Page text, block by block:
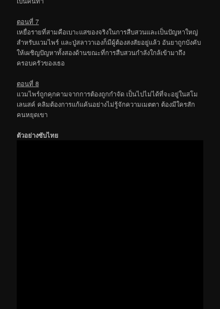
ตอนที่ 7
เหยื่อรายที่สามคือเบาะแสของจริงในการสืบสวนและเป็นปัญหาใหญ่
สำหรับแวมไพร์ และปู่สลาวาเองก็มีผู้ต้องสงสัยอยู่แล้ว อันยาถูกบังคับ
ให้เผชิญปัญหาทั้งสองด้านขณะที่การสืบสวนกำลังใกล้เข้ามาถึง
ครอบครัวของเธอ
ตอนที่ 8
แวมไพร์ถูกคุกคามจากการต้องถูกกำจัด เป็นไปไม่ได้ที่จะอยู่ในสโม
เลนสค์ คลิมต้องการแก้แค้นอย่างไม่รู้จักความเมตตา ต้องมีใครสัก
คนหยุดเขา
ตัวอย่างซับไทย